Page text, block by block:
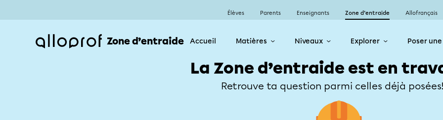
Élèves Parents Enseignants Zone d’entraide Allofrançais
Zone d’entraide Accueil Matières Niveaux Explorer Poser
La Zone d’entraide est en
Retrouve ta question parmi celles déjà